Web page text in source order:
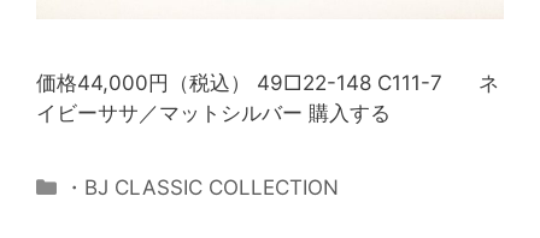
価格44,000円（税込） 49□22-148 C111-7 ネ
イビーササ／マットシルバー 購入する
・BJ CLASSIC COLLECTION